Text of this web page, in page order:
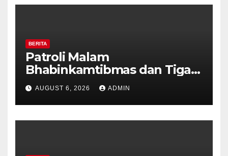
BERITA
Patroli Malam
Bhabinkamtibmas dan Tiga
Pilar Kelurahan Ungaran
Perkuat Kamtibmas, Warga
Diajak Aktifkan Ronda
AUGUST 6, 2026 ADMIN